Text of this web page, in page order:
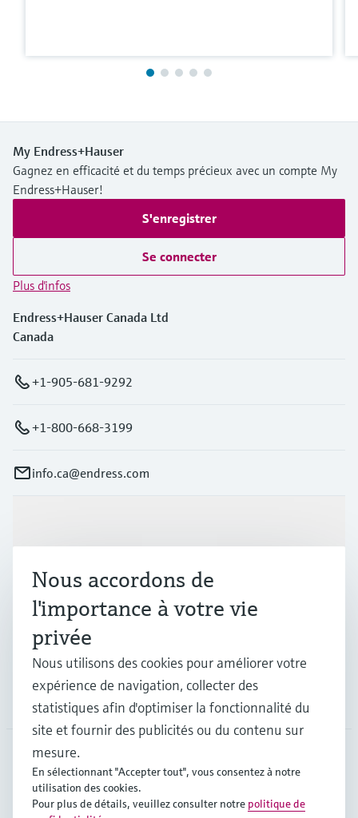
My Endress+Hauser
Gagnez en efficacité et du temps précieux avec un compte My
Endress+Hauser!
S'enregistrer
Se connecter
Plus d'infos
Endress+Hauser Canada Ltd
Canada
+1-905-681-9292
+1-800-668-3199
info.ca@endress.com
Industries
Support
Société
CAN•Français
Nous accordons de
l'importance à votre vie
privée
Nous utilisons des cookies pour améliorer votre
expérience de navigation, collecter des
statistiques afin d'optimiser la fonctionnalité du
site et fournir des publicités ou du contenu sur
mesure.
En sélectionnant "Accepter tout", vous consentez à notre
utilisation des cookies.
Pour plus de détails, veuillez consulter notre politique de